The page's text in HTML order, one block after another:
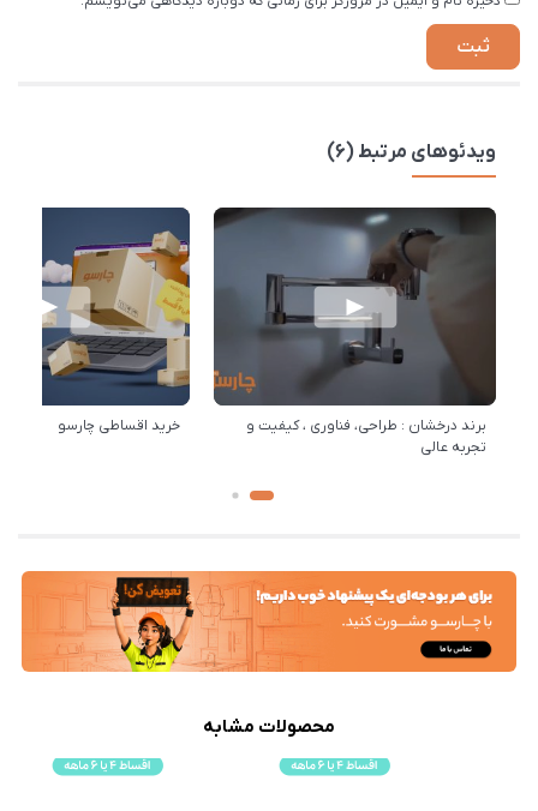
ویدئوهای مرتبط (6)
برند درخشان : طراحی، فناوری ، کیفیت و
تجربه عالی
خرید اقساطی چارسو
محصولات مشابه